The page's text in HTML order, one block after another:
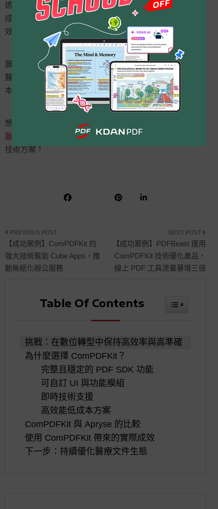
透過 ComPDFKit 的先進 PDF SDK，Company S 成功完
成醫療文件數位化與流程優化，讓臨床與行政作業更高
效、安全、符合法規。
展望未來，ComPDFKit 將持續深化 PDF 技術，協助更多
醫療與健康產業夥伴加速數位轉型，實現「讓技術以人為
本」的願景。
想打造一個安全、穩定又高效的醫療文件解決方案？
聯繫 ComPDFKit
，體驗專為醫療產業設計的企業級 PDF
技術方案！
文
章
覽
【成功案例】ComPDFKit 的
強大技術幫助 Cube Apps，推
動無紙化辦公服務
【成功案例】PDFBeast 運用
ComPDFKit 技術優化產品，
線上 PDF 工具流量暴增三倍
Table Of Contents Toggle
挑戰：在數位轉型中保持高效率與高準確
為什麼選擇 ComPDFKit？
完整且穩定的 PDF SDK 功能
可自訂 UI 與功能模組
即時技術支援
高效能低成本方案
ComPDFKit 與 Apryse 的比較
使用 ComPDFKit 帶來的實際成效
下一步：持續優化醫療文件生態